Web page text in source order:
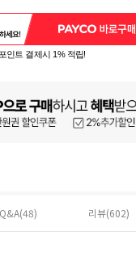
포인트 결제시 1% 적립!
Q&A(48) 리뷰(602)